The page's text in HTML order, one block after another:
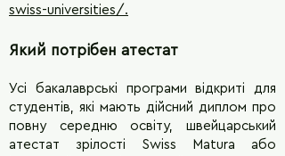
swiss-universities/ .
Який потрібен атестат
Усі бакалаврські програми відкриті для
студентів, які мають дійсний диплом про
повну середню освіту, швейцарський
атестат зрілості Swiss Matura або